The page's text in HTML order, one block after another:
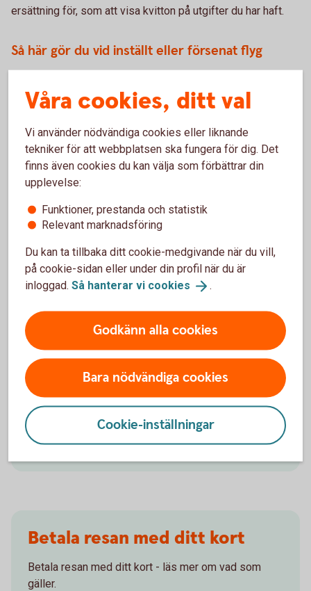
ersättning för, som att visa kvitton på utgifter du har haft.
Så här gör du vid inställt eller försenat flyg
flygbolaget – dit räknas till exempel inte saker som oväder,
strejk eller andra oförutsedda händelser. Samma
tillvägagångssätt gäller som vid försenat bagage. Har du
tagit en kompletterande försäkring med ditt kort kan du
även ansöka om ersättning under
personförsäkring/ankomstförsäkring. Se villkor för
Ett sista råd inför resan är att alltid packa det mest
utan ditt incheckade bagage. En tandborste kan vara guld
värd efter att du har rest långt och sen sett bagagebandet
gå tomt i flera varv.
Reseförsäkring
Extra reseskydd med den försäkring Swedbank
förmedlar.
Reseförsäkring
Betala resan med ditt kort
Betala resan med ditt kort - läs mer om vad som
gäller.
Våra cookies, ditt val
Vi använder nödvändiga cookies eller liknande
tekniker för att webbplatsen ska fungera för dig. Det
finns även cookies du kan välja som förbättrar din
upplevelse:
Funktioner, prestanda och statistik
Relevant marknadsföring
Du kan ta tillbaka ditt cookie-medgivande när du vill,
på cookie-sidan eller under din profil när du är
inloggad. Så hanterar vi cookies .
Godkänn alla cookies
Bara nödvändiga cookies
Cookie-inställningar